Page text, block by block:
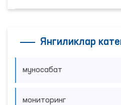
Янгиликлар
муносабат
мониторинг